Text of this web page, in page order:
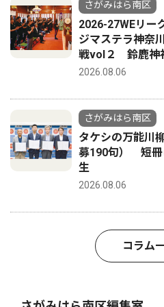
さがみはら南区
2026-27WEリ
ジマステラ神奈
戦vol２ 鈴鹿神
2026.08.06
さがみはら南区
タケシの万能川
募190句） 短冊
生
2026.08.06
コラム